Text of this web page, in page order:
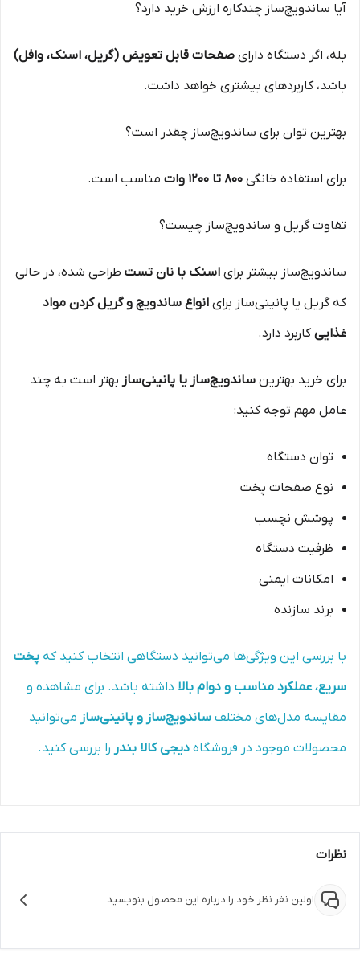
آیا ساندویچ‌ساز چندکاره ارزش خرید دارد؟
بله، اگر دستگاه دارای صفحات قابل تعویض (گریل، اسنک، وافل)
باشد، کاربردهای بیشتری خواهد داشت.
بهترین توان برای ساندویچ‌ساز چقدر است؟
برای استفاده خانگی ۸۰۰ تا ۱۲۰۰ وات مناسب است.
تفاوت گریل و ساندویچ‌ساز چیست؟
ساندویچ‌ساز بیشتر برای اسنک با نان تست طراحی شده، در حالی
که گریل یا پانینی‌ساز برای انواع ساندویچ و گریل کردن مواد
غذاییکاربرد دارد.
برای خرید بهترین ساندویچ‌ساز یا پانینی‌ساز بهتر است به چند
عامل مهم توجه کنید:
توان دستگاه
نوع صفحات پخت
پوشش نچسب
ظرفیت دستگاه
امکانات ایمنی
برند سازنده
با بررسی این ویژگی‌ها می‌توانید دستگاهی انتخاب کنید که پخت
سریع، عملکرد مناسب و دوام بالا داشته باشد. برای مشاهده و
مقایسه مدل‌های مختلف ساندویچ‌ساز و پانینی‌ساز می‌توانید
محصولات موجود در فروشگاه دیجی کالا بندر را بررسی کنید.
نظرات
اولین نفر نظر خود را درباره این محصول بنویسید.